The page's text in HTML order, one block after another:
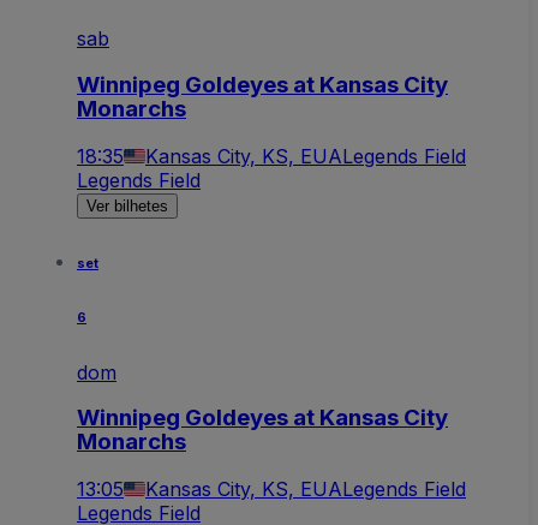
sab
Winnipeg Goldeyes at Kansas City
Monarchs
18:35 Kansas City, KS, EUALegends Field
Legends Field
Ver bilhetes
set
6
dom
Winnipeg Goldeyes at Kansas City
Monarchs
13:05 Kansas City, KS, EUALegends Field
Legends Field